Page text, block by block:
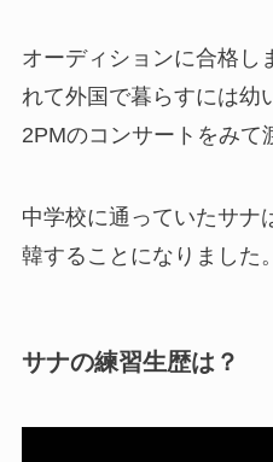
オーディションに合格し
れて外国で暮らすには幼
2PMのコンサートをみて
中学校に通っていたサナ
韓することになりました。
サナの練習生歴は？